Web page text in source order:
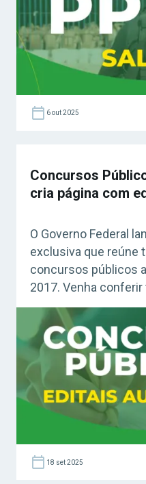
6 out 2025
Concursos
cria página com
O Governo Federal
exclusiva que reúne
concursos públicos
2017. Venha
18 set 2025